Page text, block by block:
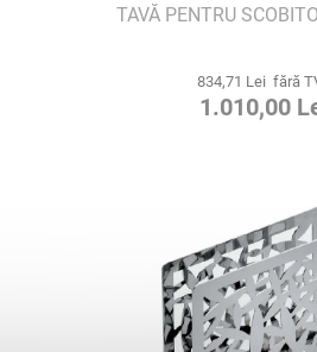
TAVĂ PENTRU
834,71 Lei fără
1.010,00